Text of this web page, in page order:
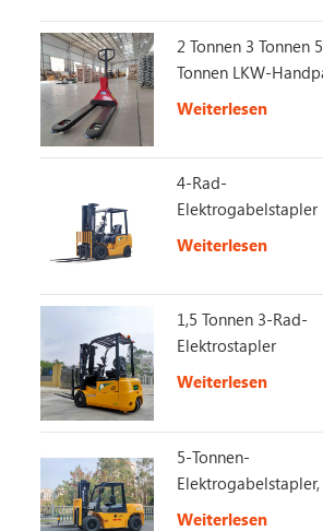
2 Tonnen 3 Tonnen 5
Tonnen LKW-
Weiterlesen
4-Rad-
Elektrogabelstapler
Weiterlesen
1,5 Tonnen 3-Rad-
Elektrostapler
Weiterlesen
5-Tonnen-
Elektrogabelstapler,
V, 230 Ah, lange
Weiterlesen